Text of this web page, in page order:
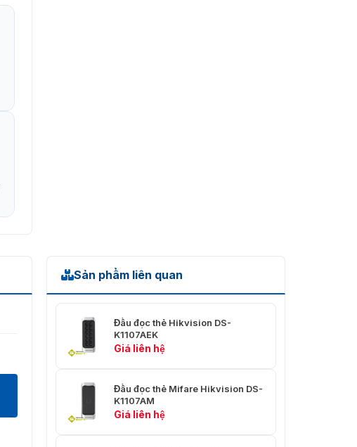
Sản phẩm liên quan
Đầu đọc thẻ Hikvision DS-
K1107AEK
Giá liên hệ
Đầu đọc thẻ Mifare Hikvision DS-
K1107AM
Giá liên hệ